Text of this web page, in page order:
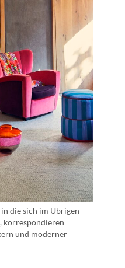
die sich im Übrigen
korrespondieren
und moderner